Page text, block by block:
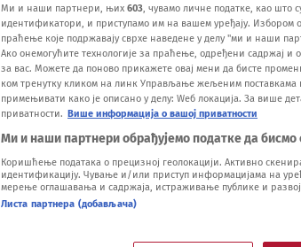
Ми и наши партнери, њих 603, чувамо личне податке, као што
идентификатори, и приступамо им на вашем уређају. Избором
праћење које подржавају сврхе наведене у делу "ми и наши
Ако онемогућите технологије за праћење, одређени садржај и
за вас. Можете да поново прикажете овај мени да бисте
ком тренутку кликом на линк Управљање жељеним
примењивати како је описано у делу: Wеб локација. За више
приватности. Више информација о вашој приватности
Ми и наши партнери обрађујемо податке да бисмо
Коришћење података о прецизној геолокацији. Активно
идентификацију. Чување и/или приступ информацијама на
мерење оглашавања и садржаја, истраживање публике и развој
Листа партнера (добављача)